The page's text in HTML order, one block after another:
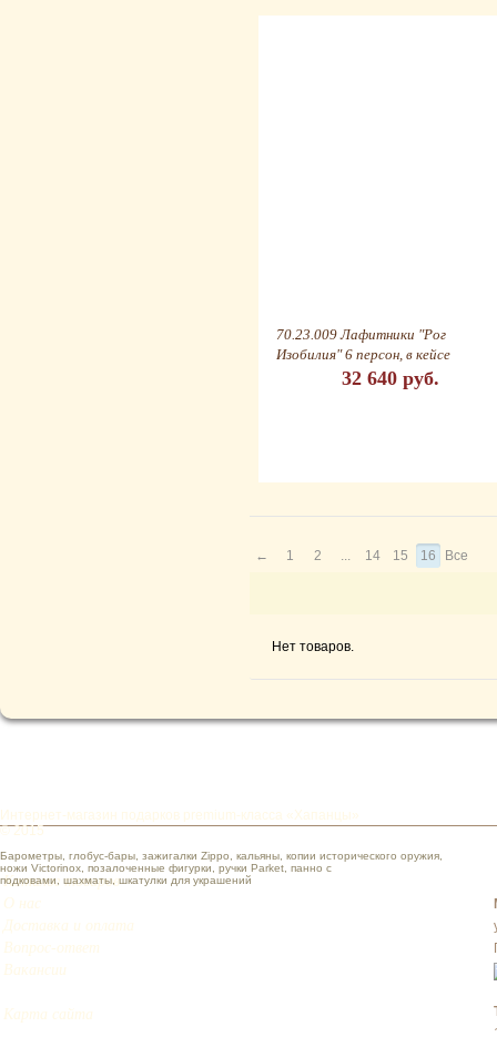
70.23.009 Лафитники "Рог
Изобилия" 6 персон, в кейсе
32 640 руб.
← 1 2 ... 14 15 16 Все
Нет товаров.
Каталог товаров
О нас
Доставка и оплата
Вопрос-ответ
Вакансии
Карта сайта
Интернет-магазин подарков premium-класса «Хапанцы»
© 2015
Барометры, глобус-бары, зажигалки Zippo, кальяны, копии исторического оружия,
ножи Victorinox, позалоченные фигурки, ручки Parket, панно с
подковами, шахматы, шкатулки для украшений